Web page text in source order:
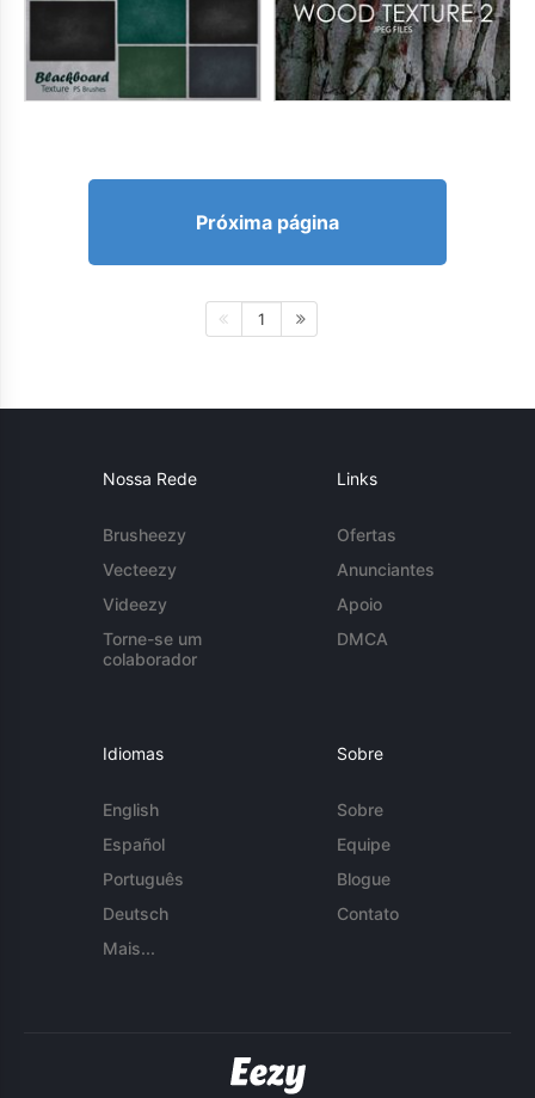
Próxima página
1
Nossa Rede
Brusheezy
Vecteezy
Videezy
Torne-se um
colaborador
Links
Ofertas
Anunciantes
Apoio
DMCA
Idiomas
English
Español
Português
Deutsch
Mais...
Sobre
Sobre
Equipe
Blogue
Contato